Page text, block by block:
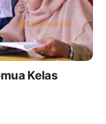
Kelas